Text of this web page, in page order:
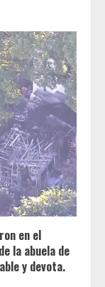
en el
la abuela de
y devota.